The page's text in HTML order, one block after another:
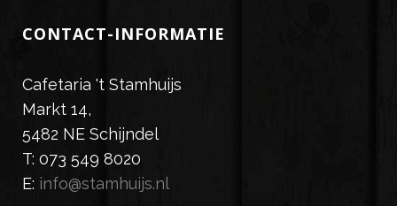
CONTACT-INFORMATIE
Cafetaria 't Stamhuijs
Markt 14,
5482 NE Schijndel
T: 073 549 8020
E: info@stamhuijs.nl